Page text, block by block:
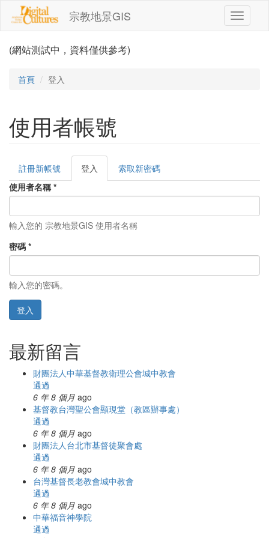
移至主內容
宗教地景GIS
Toggle
(網站測試中，資料僅供參考)
首頁 登入
使用者帳號
主要索引標籤
註冊新帳號 登入
籤)
索取新密碼
使用者名稱 *
輸入您的 宗教地景GIS 使用者名稱
密碼 *
輸入您的密碼。
登入
最新留言
財團法人中華基督教衛理公會城中教會
通過
6 年 8 個月 ago
基督教台灣聖公會顯現堂（教區辦事處）
通過
6 年 8 個月 ago
財團法人台北市基督徒聚會處
通過
6 年 8 個月 ago
台灣基督長老教會城中教會
通過
6 年 8 個月 ago
中華福音神學院
通過